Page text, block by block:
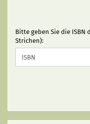
BITTE
GEBEN
SIE
DIE
ISBN
(MIT
STRICHEN):
Bitte geben Sie die ISBN
Strichen):